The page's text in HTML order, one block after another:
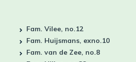
Fam. Vilee, no.12
Fam. Huijsmans, exno.10
Fam. van de Zee, no.8